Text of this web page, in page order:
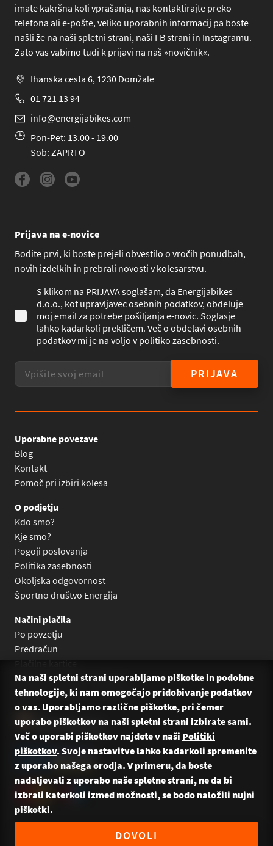
imate kakršna koli vprašanja, nas kontaktirajte preko
telefona ali e-pošte, veliko uporabnih informacij pa boste
našli že na naši spletni strani, naši FB strani in Instagramu.
Zato vas vabimo tudi k prijavi na naš »novičnik«.
Ihanska cesta 6, 1230 Domžale
01 721 13 94
info@energijabikes.com
Pon-Pet: 13.00 - 19.00
Sob: ZAPRTO
Prijava na e-novice
Bodite prvi, ki boste prejeli obvestilo o vročih ponudbah,
novih izdelkih in prebrali novosti v kolesarstvu.
S klikom na PRIJAVA soglašam, da Energijabikes
d.o.o., kot upravljavec osebnih podatkov, obdeluje
moj email za potrebe pošiljanja e-novic. Soglasje
lahko kadarkoli prekličem. Več o obdelavi osebnih
podatkov mi je na voljo vpolitiko zasebnosti.
PRIJAVA
Uporabne povezave
Blog
Kontakt
Pomoč pri izbiri kolesa
O podjetju
Kdo smo?
Kje smo?
Pogoji poslovanja
Politika zasebnosti
Okoljska odgovornost
Športno društvo Energija
Načini plačila
Po povzetju
Predračun
Plačilne kartice
Plačilo na obroke Leanpay
Plačilo na obroke s karticami
© 2026 Energija Bikes — Vse pravice pridržane. Naredili:
Na naši spletni strani uporabljamo piškotke in podobne
tehnologije, ki nam omogočajo pridobivanje podatkov
o vas. Uporabljamo različne piškotke, pri čemer
uporabo piškotkov na naši spletni strani izbirate sami.
Več o uporabi piškotkov najdete v naši Politiki
piškotkov. Svoje nastavitve lahko kadarkoli spremenite
z uporabo našega orodja. V primeru, da boste
nadaljevali z uporabo naše spletne strani, ne da bi
izbrali katerkoli izmed možnosti, se bodo naložili nujni
piškotki.
DOVOLI